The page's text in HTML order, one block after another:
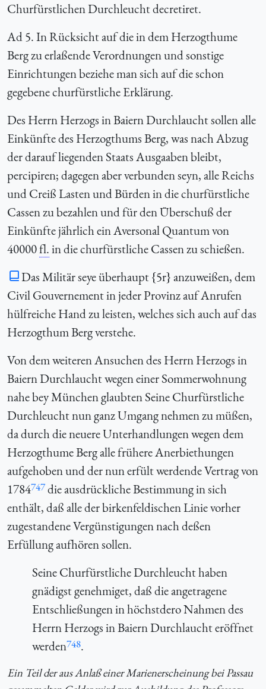
Churfürstlichen Durchleucht decretiret.
Ad 5. In Rücksicht auf die in dem Herzogthume
Berg zu erlaßende Verordnungen und sonstige
Einrichtungen beziehe man sich auf die schon
gegebene churfürstliche Erklärung.
Des Herrn Herzogs in Baiern Durchlaucht sollen alle
Einkünfte des Herzogthums Berg, was nach Abzug
der darauf liegenden Staats Ausgaaben bleibt,
percipiren; dagegen aber verbunden seyn, alle Reichs
und Creiß Lasten und Bürden in die churfürstliche
Cassen zu bezahlen und für den Überschuß der
Einkünfte jährlich ein Aversonal Quantum von
40000fl.in die churfürstliche Cassen zu schießen.
Das Militär seye überhaupt {5r} anzuweißen, dem
Civil Gouvernement in jeder Provinz auf Anrufen
hülfreiche Hand zu leisten, welches sich auch auf das
Herzogthum Berg verstehe.
Von dem weiteren Ansuchen des Herrn Herzogs in
Baiern Durchlaucht wegen einer Sommerwohnung
nahe bey München glaubten Seine Churfürstliche
Durchleucht nun ganz Umgang nehmen zu müßen,
da durch die neuere Unterhandlungen wegen dem
Herzogthume Berg alle frühere Anerbiethungen
aufgehoben und der nun erfült werdende Vertrag von
1784747die ausdrückliche Bestimmung in sich
enthält, daß alle der birkenfeldischen Linie vorher
zugestandene Vergünstigungen nach deßen
Erfüllung aufhören sollen.
Seine Churfürstliche Durchleucht haben
gnädigst genehmiget, daß die angetragene
Entschließungen in höchstdero Nahmen des
Herrn Herzogs in Baiern Durchlaucht eröffnet
werden748.
Ein Teil der aus Anlaß einer Marienerscheinung bei Passau